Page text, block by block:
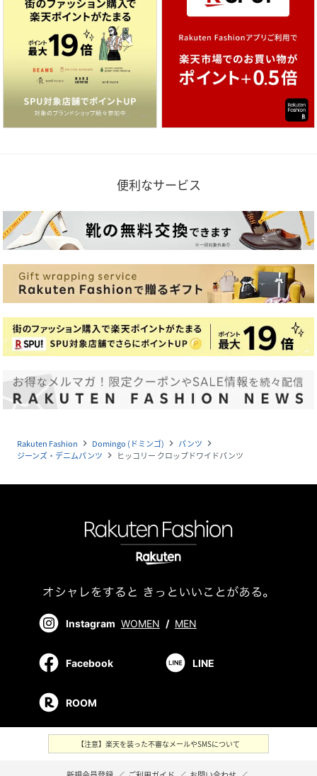
便利なサービス
Rakuten Fashion navigate_next Domingo (ドミンゴ) navigate_next パンツ navigate_next
ジーンズ・デニムパンツ navigate_next ヒッコリー クロップドワイドパンツ
Instagram WOMEN / MEN
Facebook LINE
ROOM
【注意】楽天を装った不審なメールやSMSについて